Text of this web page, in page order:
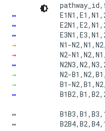
↔
↔
↔
→
→
↔
→
→
↔
↔
↔
N1-
N2-
N2-
B1-